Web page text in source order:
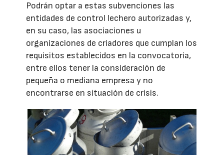
Podrán optar a estas subvenciones las
entidades de control lechero autorizadas y,
en su caso, las asociaciones u
organizaciones de criadores que cumplan los
requisitos establecidos en la convocatoria,
entre ellos tener la consideración de
pequeña o mediana empresa y no
encontrarse en situación de crisis.